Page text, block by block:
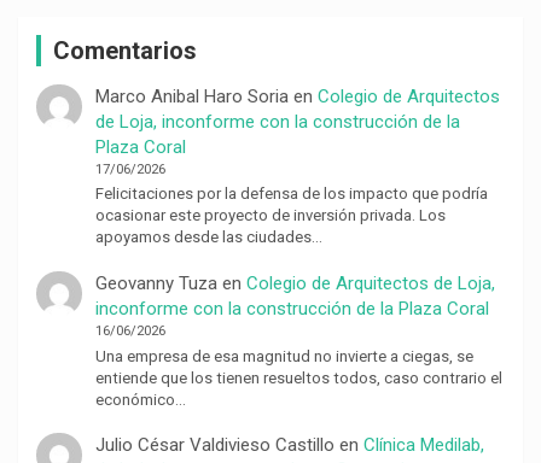
Comentarios
Marco Anibal Haro Soriaen Colegio de Arquitectos
de Loja, inconforme con la construcción de la
Plaza Coral
17/06/2026
Felicitaciones por la defensa de los impacto que podría
ocasionar este proyecto de inversión privada. Los
apoyamos desde las ciudades…
Geovanny Tuzaen Colegio de Arquitectos de Loja,
inconforme con la construcción de la Plaza Coral
16/06/2026
Una empresa de esa magnitud no invierte a ciegas, se
entiende que los tienen resueltos todos, caso contrario el
económico…
Julio César Valdivieso Castillo en Clínica Medilab,